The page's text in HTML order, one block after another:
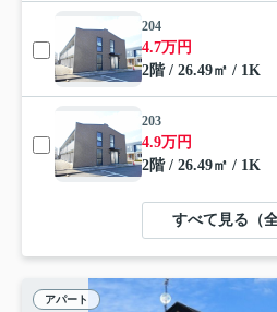
204
4.7万円
2階 / 26.49㎡ / 1K
203
4.9万円
2階 / 26.49㎡ / 1K
すべて見る（全
アパート